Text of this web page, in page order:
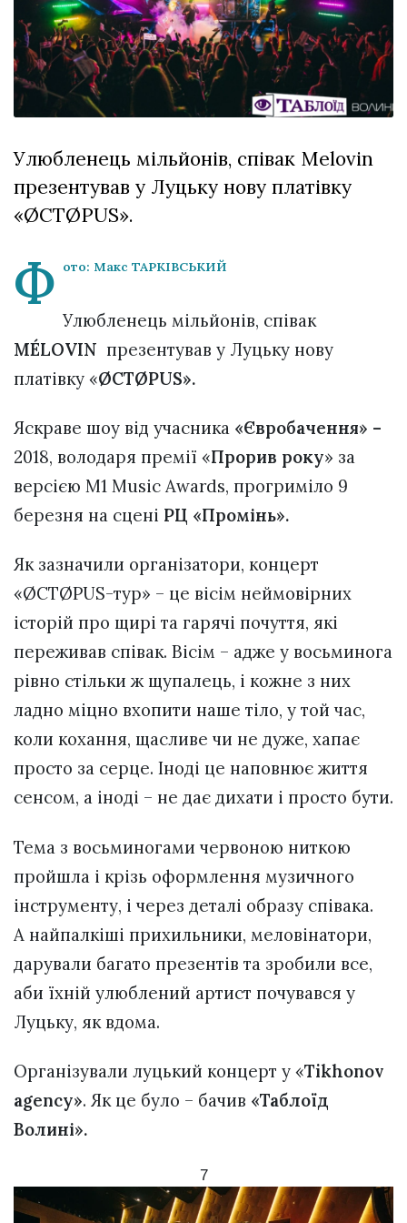
залишив у
Луцьку
три...
27 Липня 2026
764 переглядів
Всі розділи
Лайф
Афіша
ZONE 18+
Контакти
Політика конфіденційності
Улюбленець мільйонів, співак Melovin
презентував у Луцьку нову платівку
«ØCTØPUS».
Ф ото: Макс ТАРКІВСЬКИЙ
Улюбленець мільйонів, співак
MÉLOVIN презентував у Луцьку нову
платівку «ØCTØPUS».
Яскраве шоу від учасника «Євробачення» –
2018, володаря премії «Прорив року» за
версією M1 Music Awards, прогриміло 9
березня на сцені РЦ «Промінь».
Як зазначили організатори, концерт
«ØCTØPUS-тур» – це вісім неймовірних
історій про щирі та гарячі почуття, які
переживав співак. Вісім – адже у восьминога
рівно стільки ж щупалець, і кожне з них
ладно міцно вхопити наше тіло, у той час,
коли кохання, щасливе чи не дуже, хапає
просто за серце. Іноді це наповнює життя
сенсом, а іноді – не дає дихати і просто бути.
Тема з восьминогами червоною ниткою
пройшла і крізь оформлення музичного
інструменту, і через деталі образу співака.
А найпалкіші прихильники, меловінатори,
дарували багато презентів та зробили все,
аби їхній улюблений артист почувався у
Луцьку, як вдома.
Організували луцький концерт у «Tikhonov
agency». Як це було – бачив «Таблоїд
Волині».
7